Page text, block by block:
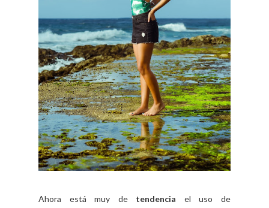
Ahora está muy de tendencia el uso de